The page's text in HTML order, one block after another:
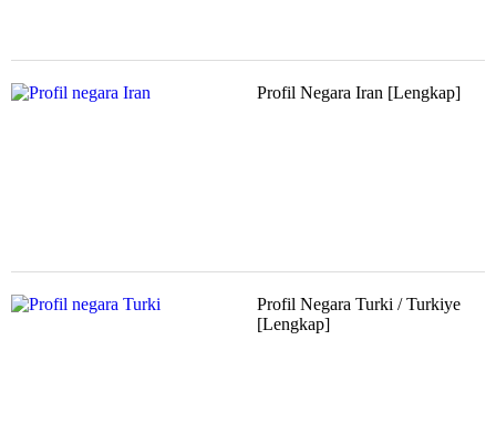
Profil Negara Iran [Lengkap]
Profil Negara Turki / Turkiye
[Lengkap]